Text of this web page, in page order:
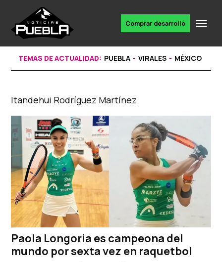
content
noticias
Comprar desarrollo
TEMAS DE ACTUALIDAD: PUEBLA VIRALES MÉXICO
Itandehui Rodríguez Martínez
Paola Longoria es campeona del
mundo por sexta vez en raquetbol